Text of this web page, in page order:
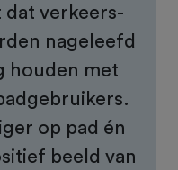
dat verkeers-
nageleefd
houden met
op pad én
beeld van